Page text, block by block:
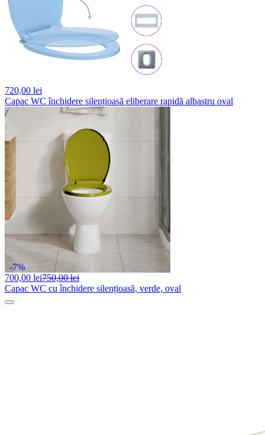
720,00 lei
Capac WC închidere silențioasă eliberare rapidă albastru oval
-7%
700,00 lei750,00 lei
Capac WC cu închidere silențioasă, verde, oval